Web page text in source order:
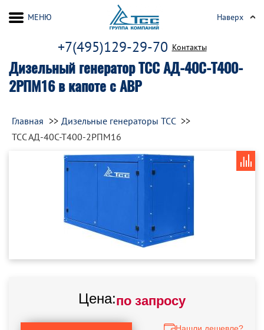
Дизельный генератор ТСС АД-40С-Т400-
2РПМ16 в капоте с АВР
+7(495)129-29-70 Контакты
МЕНЮ Наверх
Главная
Дизельные генераторы ТСС
ТСС АД-40С-Т400-2РПМ16
Цена:по запросу